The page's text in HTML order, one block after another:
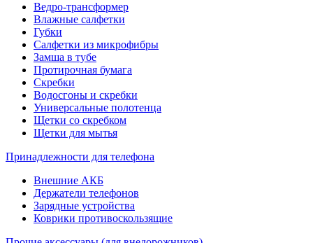
Ведро-трансформер
Влажные салфетки
Губки
Салфетки из микрофибры
Замша в тубе
Протирочная бумага
Скребки
Водосгоны и скребки
Универсальные полотенца
Щетки со скребком
Щетки для мытья
Принадлежности для телефона
Внешние АКБ
Держатели телефонов
Зарядные устройства
Коврики противоскользящие